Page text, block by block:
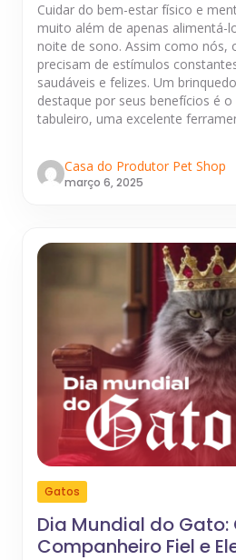
Cuidar do bem-estar físico e
muito além de apenas alimentá-
noite de sono. Assim como nós,
precisam de estímulos
saudáveis e felizes. Um
destaque por seus benefícios é o
tabuleiro, uma excelente
Casa do Produtor Pet Shop
março 6, 2025
Gatos
Dia Mundial do Gato:
Companheiro Fiel e